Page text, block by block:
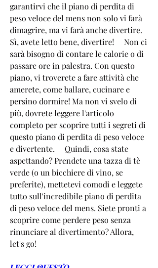
garantirvi che il piano di perdita di
peso veloce del mens non solo vi farà
dimagrire, ma vi farà anche divertire.
Sì, avete letto bene, divertire!     Non ci
sarà bisogno di contare le calorie o di
passare ore in palestra. Con questo
piano, vi troverete a fare attività che
amerete, come ballare, cucinare e
persino dormire! Ma non vi svelo di
più, dovrete leggere l'articolo
completo per scoprire tutti i segreti di
questo piano di perdita di peso veloce
e divertente.     Quindi, cosa state
aspettando? Prendete una tazza di tè
verde (o un bicchiere di vino, se
preferite), mettetevi comodi e leggete
tutto sull'incredibile piano di perdita
di peso veloce del mens. Siete pronti a
scoprire come perdere peso senza
rinunciare al divertimento? Allora,
let's go!